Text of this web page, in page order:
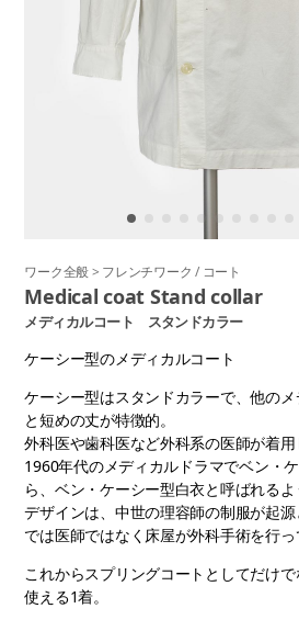
ワーク全般> フレンチワーク/ コート
Medical coat Stand collar
メディカルコート スタンドカラー
ケーシー型のメディカルコート
ケーシー型はスタンドカラーで、他の
と短めの丈が特徴的。
外科医や歯科医など外科系の医師が着
1960年代のメディカルドラマでベン・
ら、ベン・ケーシー型白衣と呼ばれるよ
デザインは、中世の理容師の制服が起
では医師ではなく床屋が外科手術を行っ
これからスプリングコートとしてだけ
使える1着。